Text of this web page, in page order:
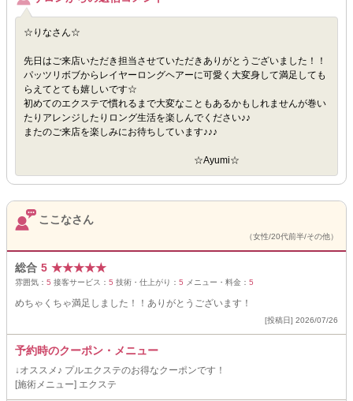
☆りなさん☆
先日はご来店いただき担当させていただきありがとうございました！！
パッツリボブからレイヤーロングヘアーに可愛く大変身して満足しても
らえてとても嬉しいです☆
初めてのエクステで慣れるまで大変なこともあるかもしれませんが巻い
たりアレンジしたりロング生活を楽しんでください♪♪
またのご来店を楽しみにお待ちしています♪♪♪
☆Ayumi☆
ここなさん
（女性/20代前半/その他）
総合 5 ★★★★★
雰囲気： 5 接客サービス： 5 技術・仕上がり： 5 メニュー・料金： 5
めちゃくちゃ満足しました！！ありがとうございます！
[投稿日] 2026/07/26
予約時のクーポン・メニュー
↓オススメ♪ プルエクステのお得なクーポンです！
[施術メニュー] エクステ